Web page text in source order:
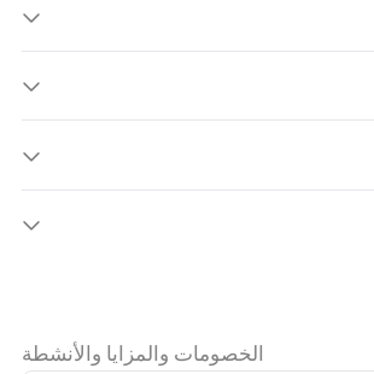
الخصومات والمزايا والأنشطة